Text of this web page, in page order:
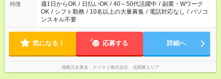
特徴 週1日からOK / 日払いOK / 40～50代活躍中 / 副業・Wワーク
OK / シフト勤務 / 10名以上の大量募集 / 電話対応なし / パソコ
ンスキル不要
気になる！ 応募する 詳細へ
掲載元企業名 テイケイ株式会社 北関東エリア